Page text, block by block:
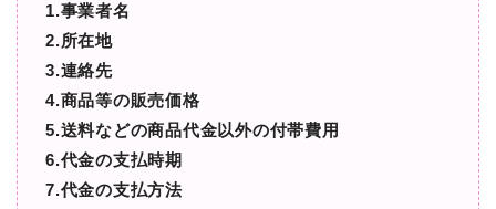
1.事業者名
2.所在地
3.連絡先
4.商品等の販売価格
5.送料などの商品代金以外の付帯費用
6.代金の支払時期
7.代金の支払方法